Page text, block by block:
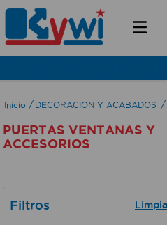
DECORACION Y ACABADOS
PUERTAS VENTANAS Y
ACCESORIOS
Filtros